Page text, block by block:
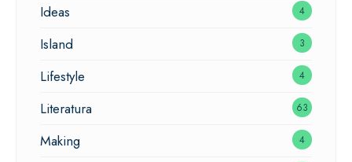
Ideas 4
Island 3
Lifestyle 4
Literatura 63
Making 4